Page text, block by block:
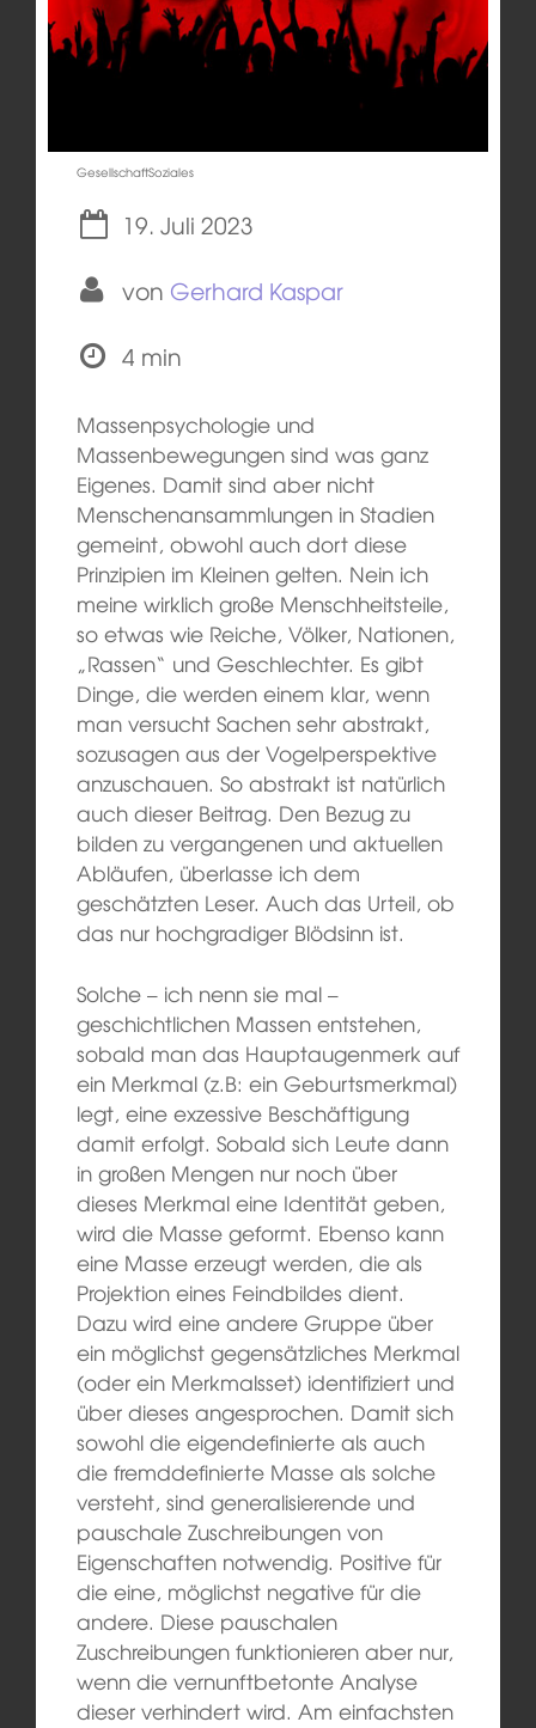
GesellschaftSoziales
19. Juli 2023
von Gerhard Kaspar
4 min
Massenpsychologie und
Massenbewegungen sind was ganz
Eigenes. Damit sind aber nicht
Menschenansammlungen in Stadien
gemeint, obwohl auch dort diese
Prinzipien im Kleinen gelten. Nein ich
meine wirklich große Menschheitsteile,
so etwas wie Reiche, Völker, Nationen,
„Rassen“ und Geschlechter. Es gibt
Dinge, die werden einem klar, wenn
man versucht Sachen sehr abstrakt,
sozusagen aus der Vogelperspektive
anzuschauen. So abstrakt ist natürlich
auch dieser Beitrag. Den Bezug zu
bilden zu vergangenen und aktuellen
Abläufen, überlasse ich dem
geschätzten Leser. Auch das Urteil, ob
das nur hochgradiger Blödsinn ist.
Solche – ich nenn sie mal –
geschichtlichen Massen entstehen,
sobald man das Hauptaugenmerk auf
ein Merkmal (z.B: ein Geburtsmerkmal)
legt, eine exzessive Beschäftigung
damit erfolgt. Sobald sich Leute dann
in großen Mengen nur noch über
dieses Merkmal eine Identität geben,
wird die Masse geformt. Ebenso kann
eine Masse erzeugt werden, die als
Projektion eines Feindbildes dient.
Dazu wird eine andere Gruppe über
ein möglichst gegensätzliches Merkmal
(oder ein Merkmalsset) identifiziert und
über dieses angesprochen. Damit sich
sowohl die eigendefinierte als auch
die fremddefinierte Masse als solche
versteht, sind generalisierende und
pauschale Zuschreibungen von
Eigenschaften notwendig. Positive für
die eine, möglichst negative für die
andere. Diese pauschalen
Zuschreibungen funktionieren aber nur,
wenn die vernunftbetonte Analyse
dieser verhindert wird. Am einfachsten